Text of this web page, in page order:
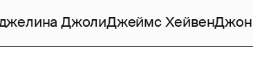
ДжолиДжеймс ХейвенДжон